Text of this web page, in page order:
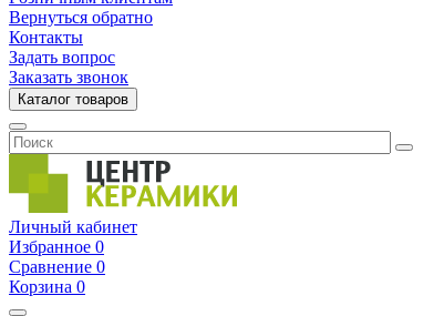
Вернуться обратно
Контакты
Задать вопрос
Заказать звонок
Каталог товаров
Личный кабинет
Избранное 0
Сравнение 0
Корзина 0